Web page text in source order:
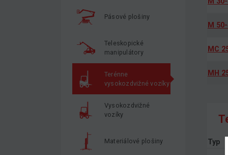
Pásové plošiny
Teleskopické
manipulátory
Terénne
vysokozdvižné vozíky
Vysokozdvižné
vozíky
Materiálové plošiny
M
MC
MH
Typ